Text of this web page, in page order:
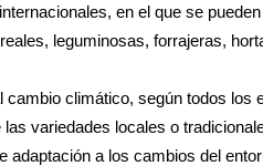
en el que se
leguminosas, forrajeras,
climático, según todos los
variedades locales o
adaptación a los cambios del